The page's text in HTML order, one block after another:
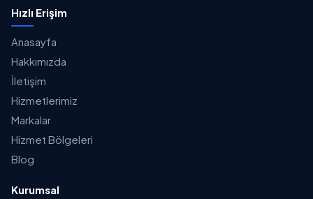
Hızlı Erişim
Anasayfa
Hakkımızda
İletişim
Hizmetlerimiz
Markalar
Hizmet Bölgeleri
Blog
Kurumsal